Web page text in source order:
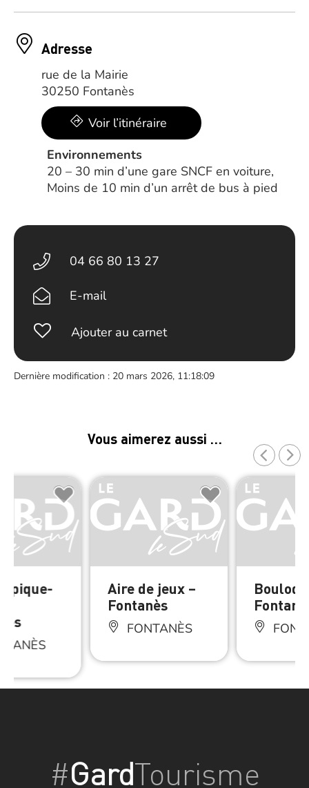
Adresse
rue de la Mairie
30250 Fontanès
Voir l’itinéraire
Environnements
20 – 30 min d’une gare SNCF en voiture,
Moins de 10 min d’un arrêt de bus à pied
04 66 80 13 27
E-mail
Ajouter au carnet
Dernière modification : 20 mars 2026, 11:18:09
Vous aimerez aussi …
pique-
Aire de jeux –
Fontanès
FONTANÈS
#GardTourisme